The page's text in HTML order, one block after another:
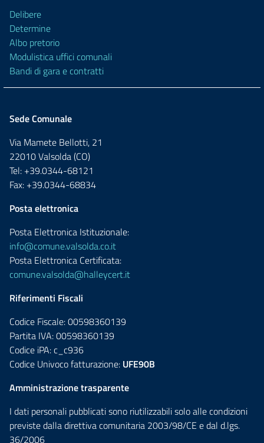
Delibere
Determine
Albo pretorio
Modulistica uffici comunali
Bandi di gara e contratti
Sede Comunale
Via Mamete Bellotti, 21
22010 Valsolda (CO)
Tel: +39.0344-68121
Fax: +39.0344-68834
Posta elettronica
Posta Elettronica Istituzionale:
info@comune.valsolda.co.it
Posta Elettronica Certificata:
comune.valsolda@halleycert.it
Riferimenti Fiscali
Codice Fiscale: 00598360139
Partita IVA: 00598360139
Codice iPA: c_c936
Codice Univoco fatturazione: UFE90B
Amministrazione trasparente
I dati personali pubblicati sono riutilizzabili solo alle condizioni
previste dalla direttiva comunitaria 2003/98/CE e dal d.lgs.
36/2006